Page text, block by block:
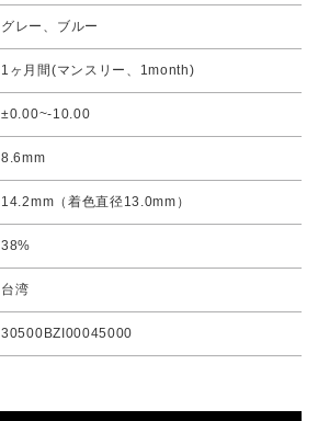
グレー、ブルー
1ヶ月間(マンスリー、1month)
±0.00~-10.00
8.6mm
14.2mm（着色直径13.0mm）
38%
台湾
30500BZI00045000